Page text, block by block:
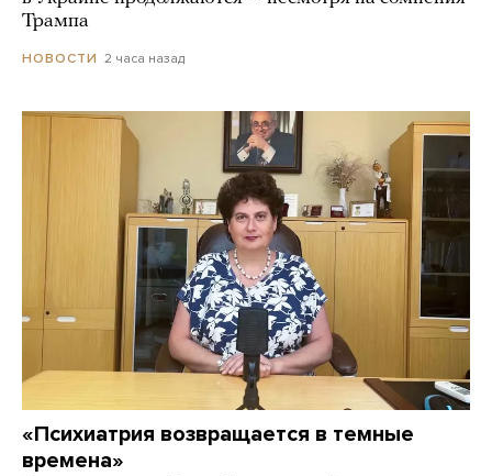
Трампа
НОВОСТИ 2 часа назад
«Психиатрия возвращается в темные
времена»